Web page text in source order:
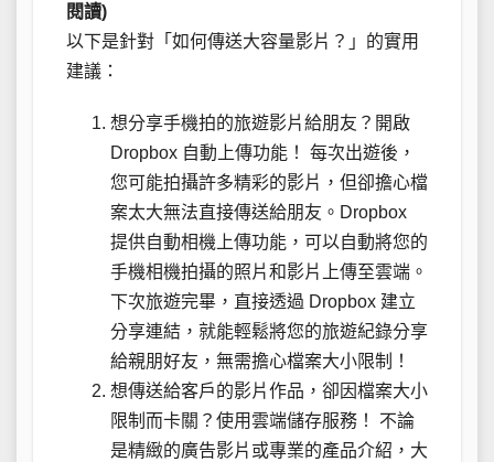
閱讀)
以下是針對「如何傳送大容量影片？」的實用
建議：
想分享手機拍的旅遊影片給朋友？開啟
Dropbox 自動上傳功能！ 每次出遊後，
您可能拍攝許多精彩的影片，但卻擔心檔
案太大無法直接傳送給朋友。Dropbox
提供自動相機上傳功能，可以自動將您的
手機相機拍攝的照片和影片上傳至雲端。
下次旅遊完畢，直接透過 Dropbox 建立
分享連結，就能輕鬆將您的旅遊紀錄分享
給親朋好友，無需擔心檔案大小限制！
想傳送給客戶的影片作品，卻因檔案大小
限制而卡關？使用雲端儲存服務！ 不論
是精緻的廣告影片或專業的產品介紹，大